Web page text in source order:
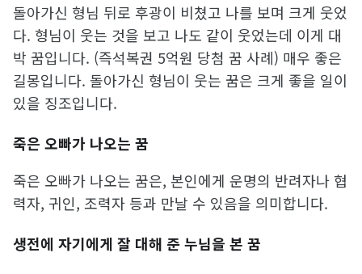
돌아가신 형님 뒤로 후광이 비쳤고 나를 보며 크게 웃었
다. 형님이 웃는 것을 보고 나도 같이 웃었는데 이게 대
박 꿈입니다. (즉석복권 5억원 당첨 꿈 사례) 매우 좋은
길몽입니다. 돌아가신 형님이 웃는 꿈은 크게 좋을 일이
있을 징조입니다.
죽은 오빠가 나오는 꿈
죽은 오빠가 나오는 꿈은, 본인에게 운명의 반려자나 협
력자, 귀인, 조력자 등과 만날 수 있음을 의미합니다.
생전에 자기에게 잘 대해 준 누님을 본 꿈